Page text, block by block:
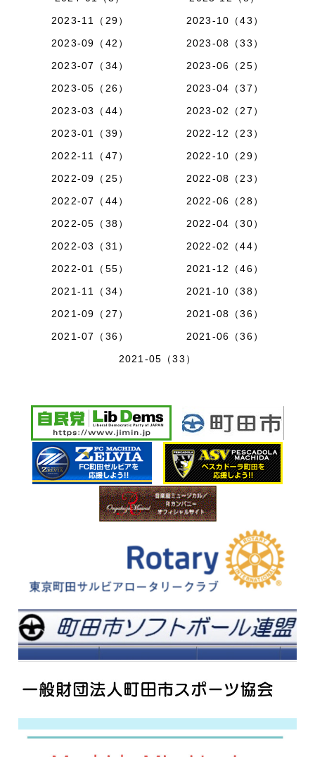
2023-11（29）
2023-10（43）
2023-09（42）
2023-08（33）
2023-07（34）
2023-06（25）
2023-05（26）
2023-04（37）
2023-03（44）
2023-02（27）
2023-01（39）
2022-12（23）
2022-11（47）
2022-10（29）
2022-09（25）
2022-08（23）
2022-07（44）
2022-06（28）
2022-05（38）
2022-04（30）
2022-03（31）
2022-02（44）
2022-01（55）
2021-12（46）
2021-11（34）
2021-10（38）
2021-09（27）
2021-08（36）
2021-07（36）
2021-06（36）
2021-05（33）